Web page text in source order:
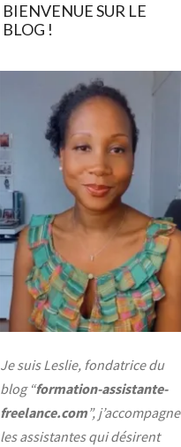
BIENVENUE SUR LE
BLOG !
Je suis Leslie, fondatrice du
blog “formation-assistante-
freelance.com”, j’accompagne
les assistantes qui désirent